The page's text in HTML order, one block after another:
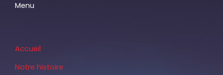
Menu
Accueil
Notre histoire